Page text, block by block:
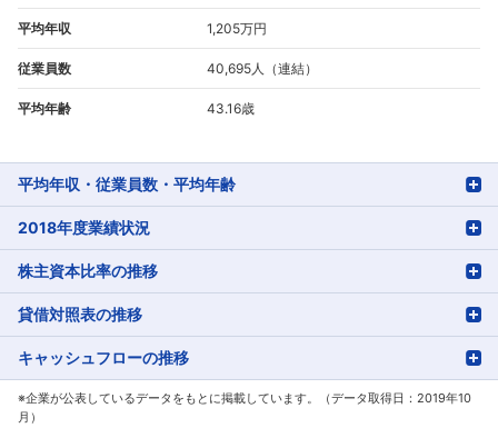
平均年収 1,205万円
従業員数 40,695人（連結）
平均年齢 43.16歳
平均年収・従業員数・平均年齢
2018年度業績状況
株主資本比率の推移
貸借対照表の推移
キャッシュフローの推移
※企業が公表しているデータをもとに掲載しています。（データ取得日：2019年10
月）